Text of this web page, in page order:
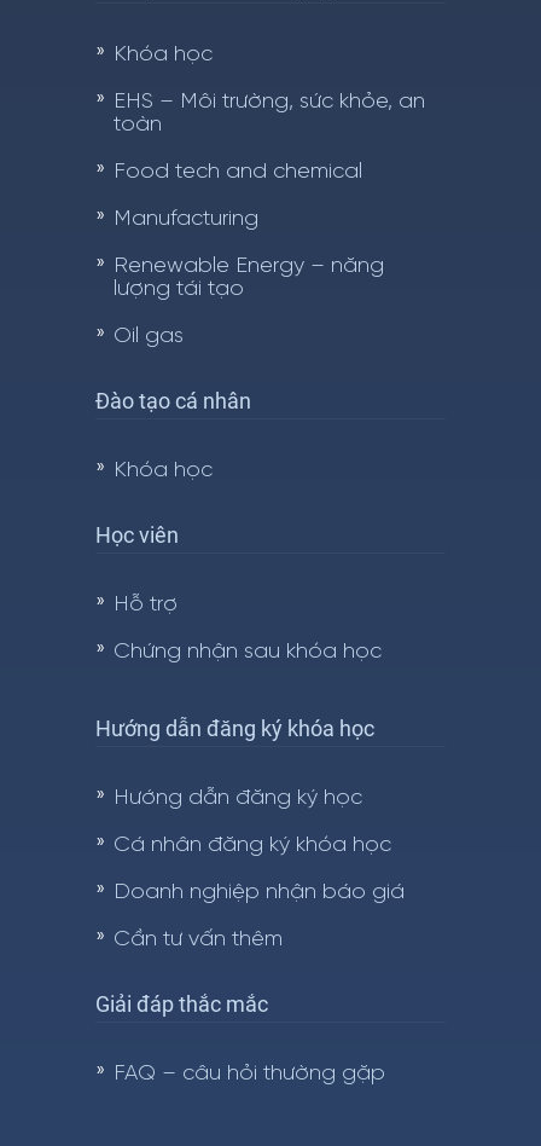
Khóa học
EHS – Môi trường, sức khỏe, an
toàn
Food tech and chemical
Manufacturing
Renewable Energy – năng
lượng tái tạo
Oil gas
Đào tạo cá nhân
Khóa học
Học viên
Hỗ trợ
Chứng nhận sau khóa học
Hướng dẫn đăng ký khóa học
Hướng dẫn đăng ký học
Cá nhân đăng ký khóa học
Doanh nghiệp nhận báo giá
Cần tư vấn thêm
Giải đáp thắc mắc
FAQ – câu hỏi thường gặp